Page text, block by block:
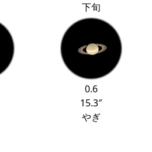
下旬
0.6
15.3″
やぎ